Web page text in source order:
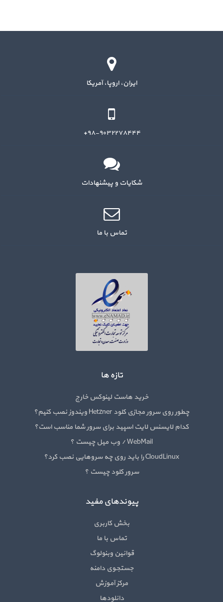
ایران، اروپا، آمریکا
۹۸-۹۰۳۲۲۷۸۴۴۴+
شکایات و پیشنهادات
تماس با ما
تازه ها
خرید هاست لینوکس خارج
چطور روی سرور مجازی کلود Hetzner ویندوز نصب کنیم؟
کدام لایسنس لایت اسپید برای سرور شما مناسب است؟
WebMail / وب میل چیست ؟
CloudLinux را باید روی چه سروهایی نصب کرد؟
سرور کلود چیست ؟
پیوندهای مفید
بخش کاربری
تماس با ما
قوانین وبنولوگ
جستجوی دامنه
مرکز آموزش
دانلودها